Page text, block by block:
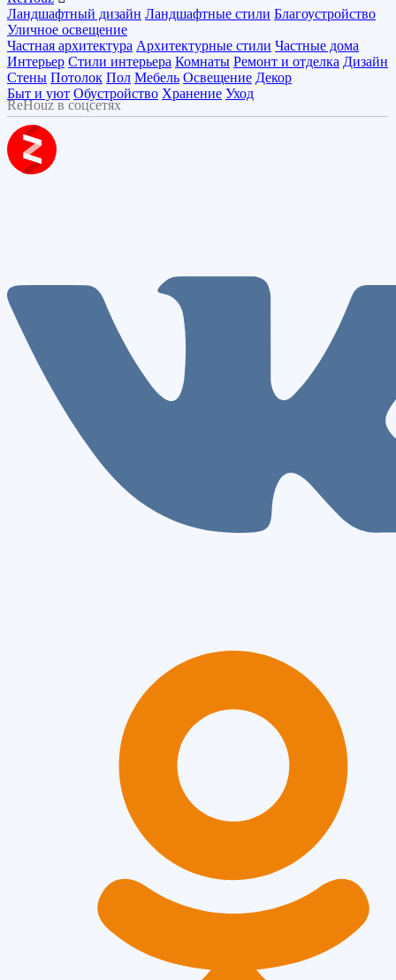
Ландшафтный дизайн Ландшафтные стили Благоустройство
Уличное освещение
Частная архитектура Архитектурные стили Частные дома
Интерьер Стили интерьера Комнаты Ремонт и отделка Дизайн
Стены Потолок Пол Мебель Освещение Декор
Быт и уют Обустройство Хранение Уход
ReHouz в соцсетях